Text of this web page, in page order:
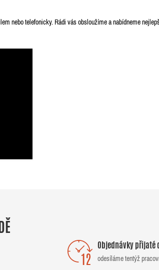
nebo telefonicky. Rádi vás obsloužíme a nabídneme
Objednávky přijaté
odesíláme tentýž